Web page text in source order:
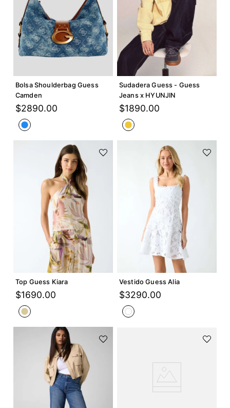
Bolsa Shoulderbag Guess
Camden
$2890.00
Agregar +
Sudadera Guess - Guess
Jeans x HYUNJIN
$1890.00
Agregar +
Top Guess Kiara
$1690.00
Agregar +
Vestido Guess Alia
$3290.00